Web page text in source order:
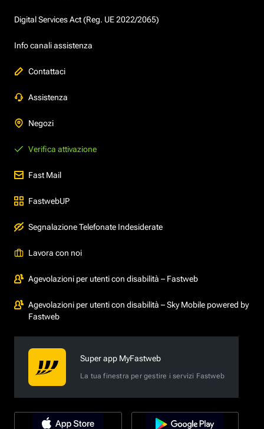
Digital Services Act (Reg. UE 2022/2065)
Info canali assistenza
Contattaci
Assistenza
Negozi
Verifica attivazione
Fast Mail
FastwebUP
Segnalazione Telefonate Indesiderate
Lavora con noi
Agevolazioni per utenti con disabilità – Fastweb
Agevolazioni per utenti con disabilità – Sky Mobile powered by
Fastweb
Super app MyFastweb
La tua finestra per gestire i servizi Fastweb